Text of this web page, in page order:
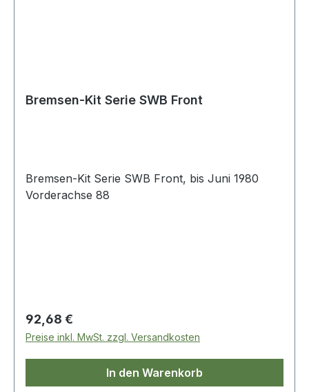
Bremsen-Kit Serie SWB Front
Bremsen-Kit Serie SWB Front, bis Juni 1980
Vorderachse 88
Regulärer Preis:
92,68 €
Preise inkl. MwSt. zzgl. Versandkosten
In den Warenkorb